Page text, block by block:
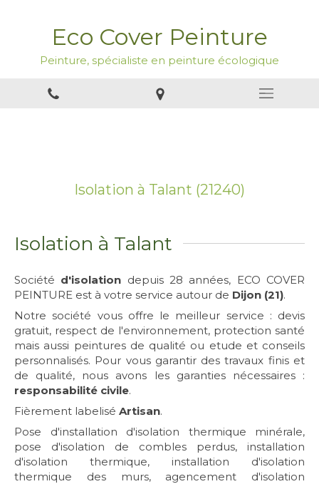
Eco Cover Peinture
Peinture, spécialiste en peinture écologique
Isolation à Talant (21240)
Isolation à Talant
Société d'isolation depuis 28 années, ECO COVER
PEINTURE est à votre service autour de Dijon (21).
Notre société vous offre le meilleur service : devis
gratuit, respect de l'environnement, protection santé
mais aussi peintures de qualité ou etude et conseils
personnalisés. Pour vous garantir des travaux finis et
de qualité, nous avons les garanties nécessaires :
responsabilité civile.
Fièrement labelisé Artisan.
Pose d'installation d'isolation thermique minérale,
pose d'isolation de combles perdus, installation
d'isolation thermique, installation d'isolation
thermique des murs, agencement d'isolation